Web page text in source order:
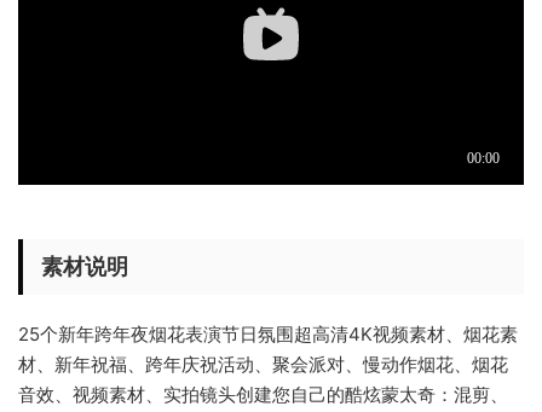
素材说明
25个新年跨年夜烟花表演节日氛围超高清4K视频素材、烟花素
材、新年祝福、跨年庆祝活动、聚会派对、慢动作烟花、烟花
音效、视频素材、实拍镜头创建您自己的酷炫蒙太奇：混剪、